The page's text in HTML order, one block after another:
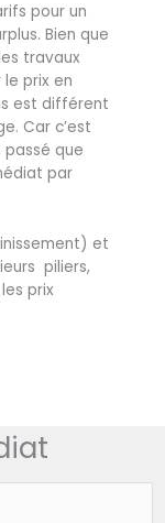
pour un
Bien que
travaux
prix en
est différent
Car c’est
que
par
et
piliers,
prix